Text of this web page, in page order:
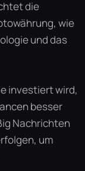
die
wie
und das
investiert wird,
besser
Nachrichten
um